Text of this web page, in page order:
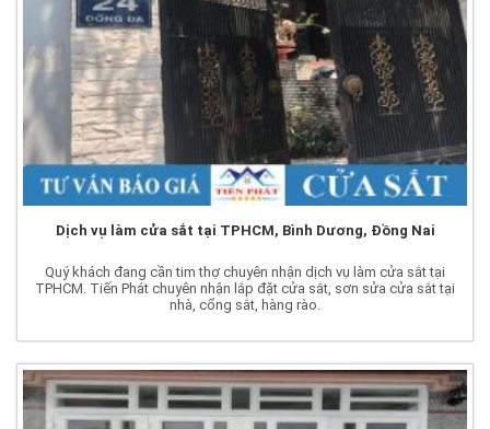
Dịch vụ làm cửa sắt tại TPHCM, Bình Dương, Đồng Nai
Quý khách đang cần tim thợ chuyên nhận dịch vụ làm cửa sắt tại
TPHCM. Tiến Phát chuyên nhận lắp đặt cửa sắt, sơn sửa cửa sắt tại
nhà, cổng sắt, hàng rào.